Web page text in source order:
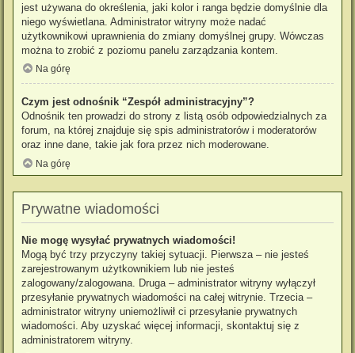
jest używana do określenia, jaki kolor i ranga będzie domyślnie dla
niego wyświetlana. Administrator witryny może nadać
użytkownikowi uprawnienia do zmiany domyślnej grupy. Wówczas
można to zrobić z poziomu panelu zarządzania kontem.
Na górę
Czym jest odnośnik “Zespół administracyjny”?
Odnośnik ten prowadzi do strony z listą osób odpowiedzialnych za
forum, na której znajduje się spis administratorów i moderatorów
oraz inne dane, takie jak fora przez nich moderowane.
Na górę
Prywatne wiadomości
Nie mogę wysyłać prywatnych wiadomości!
Mogą być trzy przyczyny takiej sytuacji. Pierwsza – nie jesteś
zarejestrowanym użytkownikiem lub nie jesteś
zalogowany/zalogowana. Druga – administrator witryny wyłączył
przesyłanie prywatnych wiadomości na całej witrynie. Trzecia –
administrator witryny uniemożliwił ci przesyłanie prywatnych
wiadomości. Aby uzyskać więcej informacji, skontaktuj się z
administratorem witryny.